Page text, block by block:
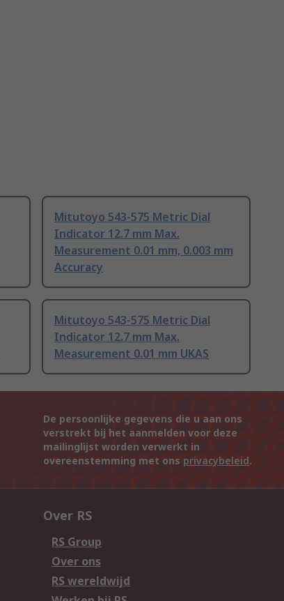
Mitutoyo 543-575 Metric Dial
Indicator 12.7 mm Max.
Measurement 0.01 mm, 0.003 mm
Accuracy
Mitutoyo 543-575 Metric Dial
Indicator 12.7 mm Max.
Measurement 0.01 mm UKAS
De persoonlijke gegevens die u aan ons
verstrekt bij het aanmelden voor deze
mailinglijst worden verwerkt in
overeenstemming met ons privacybeleid.
Over RS
RS Group
Over ons
RS wereldwijd